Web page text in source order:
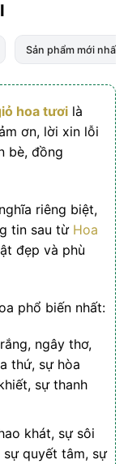
Sản phẩm mới nhất
hoa tươi là
ơn, lời xin lỗi
bè, đồng
riêng biệt,
tin sau từ Hoa
đẹp và phù
phổ biến nhất:
ngây thơ,
thứ, sự hòa
sự thanh
khát, sự sôi
sự quyết tâm, sự